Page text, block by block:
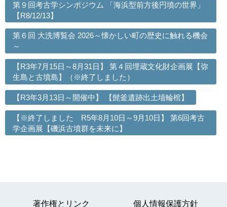
第９回考古学シンポジウム 「海浜型前方後円墳の世界」
【R8/12/13】
第６回 大洗博覧会 2026～懐かしい町の歴史に触れる機会
～
【R3年7月15日～8月31日】 第４回埋蔵文化財企画展【弥
生島と古墳島】（※終了しました）
【R3年3月13日～開催中】 【髭釜遺跡出土埴輪棺】
【※終了しました R5年8月10日～9月10日】 第6回考古
学企画展【磯浜古墳群を未来に】
著作権とリンク 個人情報保護方針